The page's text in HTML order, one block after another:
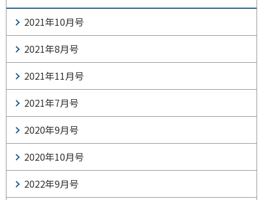
2021年10月号
2021年8月号
2021年11月号
2021年7月号
2020年9月号
2020年10月号
2022年9月号